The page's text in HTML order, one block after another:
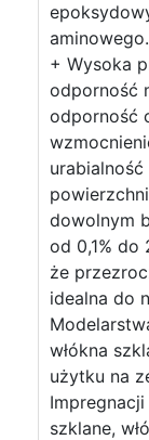
+ Wysoka
odporność
odporność
dowolnym
od 0,1% do
że
idealna do
włókna
użytku na
szklane,